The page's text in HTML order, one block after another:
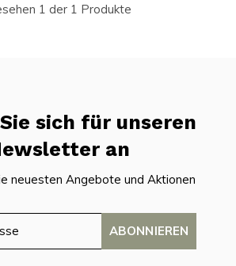
1 der 1 Produkte
sich für unseren
an
neuesten Angebote und Aktionen
ABONNIEREN